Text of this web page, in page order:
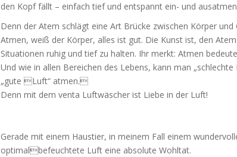
den Kopf fällt – einfach tief und entspannt ein- und
Denn der Atem schlägt eine Art Brücke zwischen Körper
Atmen, weiß der Körper, alles ist gut. Die Kunst ist, den
Situationen ruhig und tief zu halten. Ihr merkt: Atmen
Und wie in allen Bereichen des Lebens, kann man
„gute Luft“ atmen.
Denn mit dem venta Luftwäscher ist Liebe in der Luft!
Gerade mit einem Haustier, in meinem Fall einem
optimalbefeuchtete Luft eine absolute Wohltat.